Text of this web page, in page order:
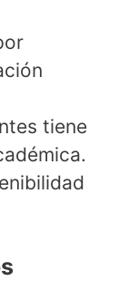
tiene